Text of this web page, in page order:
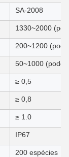
SA-2008
1330~2000
200~1200
50~1000 (pode
≥ 0,5
≥ 0,8
≥ 1.0
IP67
200 espécies